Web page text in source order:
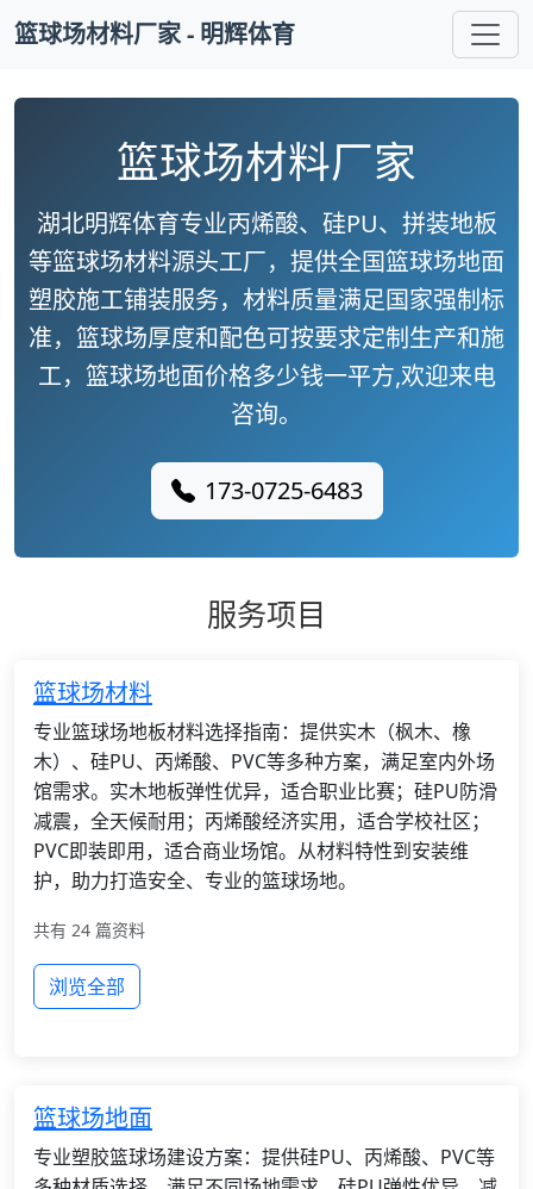
篮球场材料厂家 - 明辉体育
篮球场材料厂家
湖北明辉体育专业丙烯酸、硅PU、拼装地板
等篮球场材料源头工厂，提供全国篮球场地面
塑胶施工铺装服务，材料质量满足国家强制标
准，篮球场厚度和配色可按要求定制生产和施
工，篮球场地面价格多少钱一平方,欢迎来电
咨询。
173-0725-6483
服务项目
篮球场材料
专业篮球场地板材料选择指南：提供实木（枫木、橡
木）、硅PU、丙烯酸、PVC等多种方案，满足室内外场
馆需求。实木地板弹性优异，适合职业比赛；硅PU防滑
减震，全天候耐用；丙烯酸经济实用，适合学校社区；
PVC即装即用，适合商业场馆。从材料特性到安装维
护，助力打造安全、专业的篮球场地。
共有 24 篇资料
浏览全部
篮球场地面
专业塑胶篮球场建设方案：提供硅PU、丙烯酸、PVC等